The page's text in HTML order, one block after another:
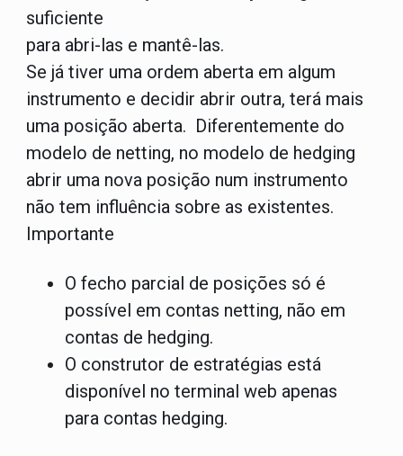
suficiente
para abri-las e mantê-las.
Se já tiver uma ordem aberta em algum
instrumento e decidir abrir outra, terá mais
uma posição aberta. Diferentemente do
modelo de netting, no modelo de hedging
abrir uma nova posição num instrumento
não tem influência sobre as existentes.
Importante
O fecho parcial de posições só é
possível em contas netting, não em
contas de hedging.
O construtor de estratégias está
disponível no terminal web apenas
para contas hedging.